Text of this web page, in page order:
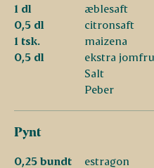
1 dl
æblesaft
0,5 dl
citronsaft
1 tsk.
maizena
0,5 dl
ekstra
Salt
Peber
Pynt
0,25 bundt
estragon